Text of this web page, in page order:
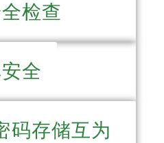
检查
全
码存储互为